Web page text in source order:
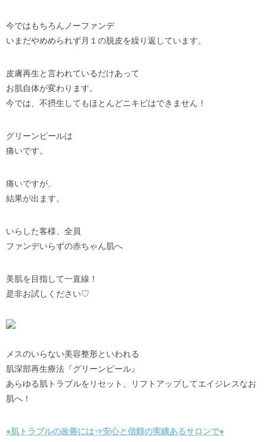
今ではもちろんノーファンデ
いまだやめめられず月１の脱皮を繰り返しています。
皮膚再生と言われているだけあって
お肌自体が変わります。
今では、不摂生してもほとんどニキビはできません！
グリーンピールは
痛いです。
痛いですが、
結果が出ます。
いらした客様、全員
ファンデいらずの赤ちゃん肌へ
美肌を目指して一直線！
是非お試しください♡
メスのいらない美容整形といわれる
肌深部再生療法『グリーンピール』
あらゆる肌トラブルをリセット、リフトアップしてエイジレスなお
肌へ！
●肌トラブルの改善には⇒安心と信頼の実績あるサロンで●